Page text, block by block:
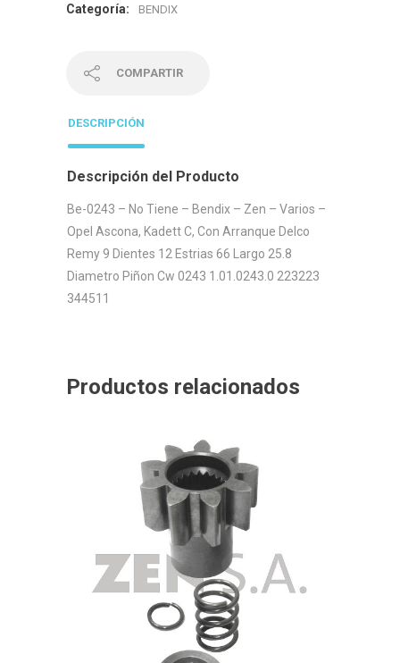
Categoría: BENDIX
COMPARTIR
DESCRIPCIÓN
Descripción del Producto
Be-0243 – No Tiene – Bendix – Zen – Varios –
Opel Ascona, Kadett C, Con Arranque Delco
Remy 9 Dientes 12 Estrias 66 Largo 25.8
Diametro Piñon Cw 0243 1.01.0243.0 223223
344511
Productos relacionados